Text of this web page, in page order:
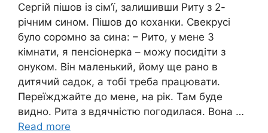
Сергій пішов із сім’ї, залишивши Риту з 2-
річним сином. Пішов до коxанки. Свекрусі
було соромно за сина: – Рито, у мене 3
кімнати, я пенсіонерка – можу посидіти з
онуком. Він маленький, йому ще рано в
дитячий садок, а тобі треба працювати.
Переїжджайте до мене, на рік. Там буде
видно. Рита з вдячністю погодилася. Вона …
Read more